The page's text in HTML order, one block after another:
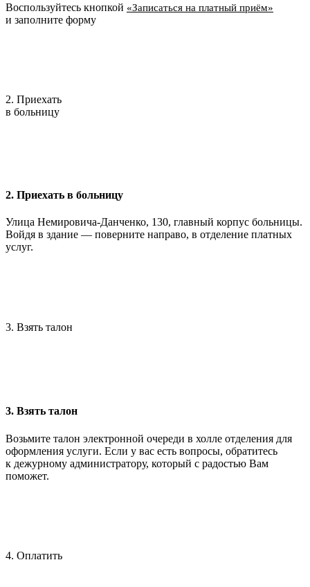
Воспользуйтесь кнопкой «Записаться на платный приём»
и заполните форму
2. Приехать
в больницу
2. Приехать в больницу
Улица Немировича-Данченко, 130, главный корпус больницы.
Войдя в здание — поверните направо, в отделение платных
услуг.
3. Взять талон
3. Взять талон
Возьмите талон электронной очереди в холле отделения для
оформления услуги. Если у вас есть вопросы, обратитесь
к дежурному администратору, который с радостью Вам
поможет.
4. Оплатить